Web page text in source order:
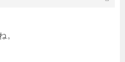
。